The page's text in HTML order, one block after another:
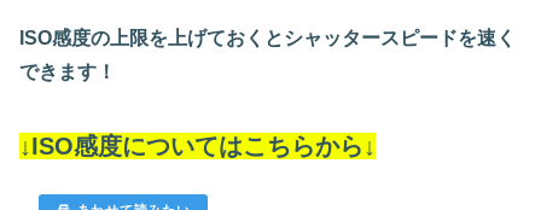
ISO感度の上限を上げておくとシャッタースピードを速く
できます！
↓ISO感度についてはこちらから↓